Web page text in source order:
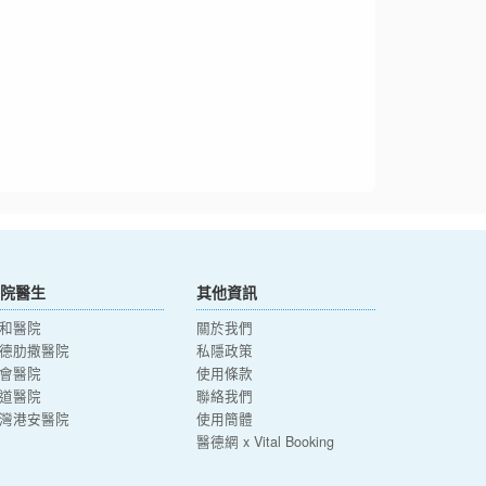
醫生
醫院
肋撒醫院
醫院
醫院
港安醫院
其他資訊
關於我們
私隱政策
使用條款
聯絡我們
使用簡體
醫德網 x Vital Booking